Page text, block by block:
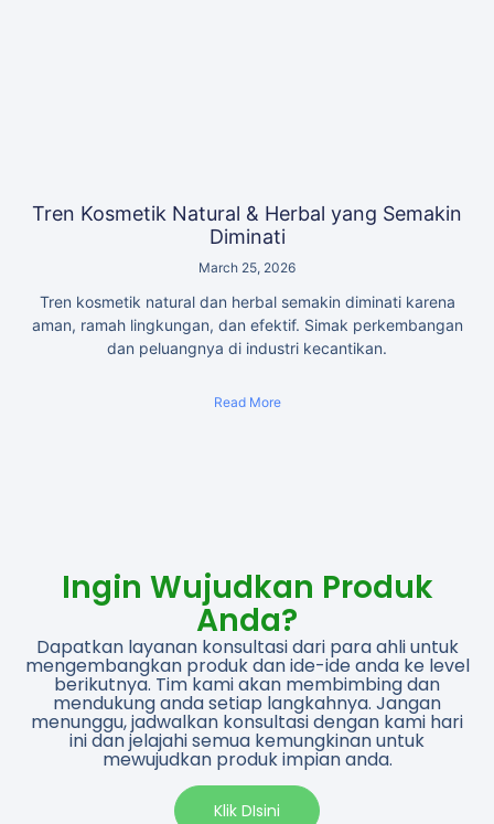
Tren Kosmetik Natural & Herbal yang Semakin
Diminati
March 25, 2026
Tren kosmetik natural dan herbal semakin diminati karena
aman, ramah lingkungan, dan efektif. Simak perkembangan
dan peluangnya di industri kecantikan.
Read More
Ingin Wujudkan Produk
Anda?
Dapatkan layanan konsultasi dari para ahli untuk
mengembangkan produk dan ide-ide anda ke level
berikutnya. Tim kami akan membimbing dan
mendukung anda setiap langkahnya. Jangan
menunggu, jadwalkan konsultasi dengan kami hari
ini dan jelajahi semua kemungkinan untuk
mewujudkan produk impian anda.​
Klik DIsini